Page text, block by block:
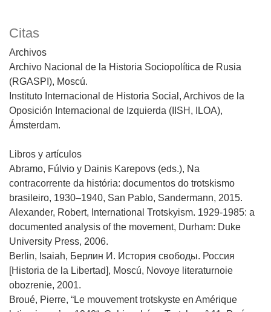
Citas
Archivos
Archivo Nacional de la Historia Sociopolítica de Rusia
(RGASPI), Moscú.
Instituto Internacional de Historia Social, Archivos de la
Oposición Internacional de Izquierda (IISH, ILOA),
Ámsterdam.
Libros y artículos
Abramo, Fúlvio y Dainis Karepovs (eds.), Na
contracorrente da história: documentos do trotskismo
brasileiro, 1930–1940, San Pablo, Sandermann, 2015.
Alexander, Robert, International Trotskyism. 1929-1985: a
documented analysis of the movement, Durham: Duke
University Press, 2006.
Berlin, Isaiah, Берлин И. История свободы. Россия
[Historia de la Libertad], Moscú, Novoye literaturnoie
obozrenie, 2001.
Broué, Pierre, “Le mouvement trotskyste en Amérique